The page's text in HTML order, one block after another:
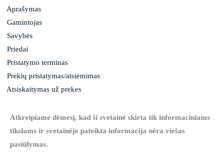
Aprašymas
Gamintojas
Savybės
Priedai
Pristatymo terminas
Prekių pristatymas/atsiėmimas
Atsiskaitymas už prekes
Atkreipiame dėmesį, kad ši svetainė skirta tik informaciniams
tikslams ir svetainėje pateikta informacija nėra viešas
pasiūlymas.